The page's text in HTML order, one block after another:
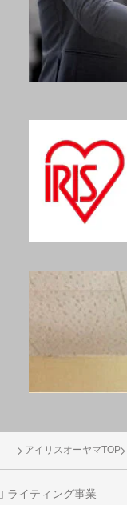
アイリスオーヤマTOP
ライティング事業